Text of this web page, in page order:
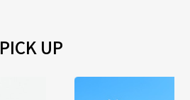
PICK UP